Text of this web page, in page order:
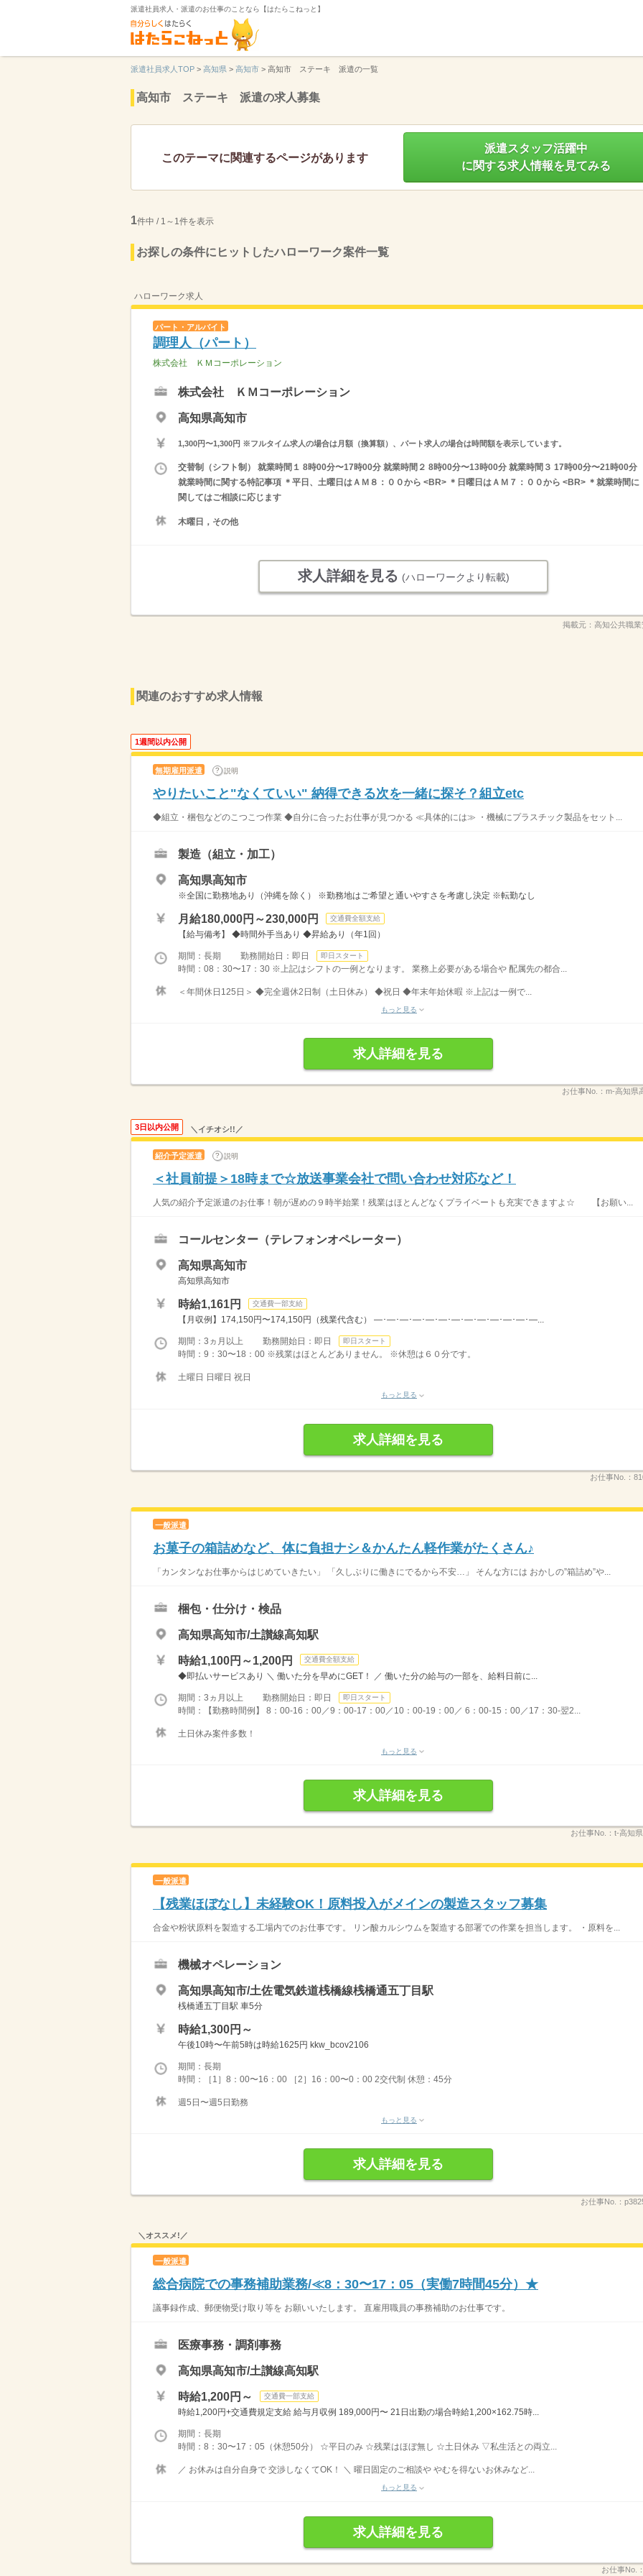
派遣社員求人・派遣のお仕事のことなら【はたらこねっと】
派遣社員求人TOP > 高知県 > 高知市 > 高知市 ステーキ 派遣の一覧
高知市 ステーキ 派遣の求人募集
このテーマに関連するページがあります
派遣スタッフ活躍中
に関する求人情報を見てみる
1件中 / 1～1件を表示
お探しの条件にヒットしたハローワーク案件一覧
ハローワーク求人
パート・アルバイト
調理人（パート）
株式会社 ＫＭコーポレーション
株式会社 ＫＭコーポレーション
高知県高知市
1,300円〜1,300円 ※フルタイム求人の場合は月額（換算額）、パート求人の場合は時間額を表示しています。
交替制（シフト制） 就業時間１ 8時00分〜17時00分 就業時間２ 8時00分〜13時00分 就業時間３ 17時00分〜21時00分
就業時間に関する特記事項 ＊平日、土曜日はＡＭ８：００から <BR> ＊日曜日はＡＭ７：００から <BR> ＊就業時間に
関してはご相談に応じます
木曜日，その他
求人詳細を見る (ハローワークより転載)
掲載元： 高知公共職
関連のおすすめ求人情報
1週間以内公開
無期雇用派遣 説明
やりたいこと"なくていい" 納得できる次を一緒に探そ？組立etc
◆組立・梱包などのこつこつ作業 ◆自分に合ったお仕事が見つかる ≪具体的には≫ ・機械にプラスチック製品をセット...
製造（組立・加工）
高知県高知市
※全国に勤務地あり（沖縄を除く） ※勤務地はご希望と通いやすさを考慮し決定 ※転勤なし
月給180,000円～230,000円 交通費全額支給
【給与備考】 ◆時間外手当あり ◆昇給あり（年1回）
期間：長期 勤務開始日：即日 即日スタート
時間：08：30〜17：30 ※上記はシフトの一例となります。 業務上必要がある場合や 配属先の都合...
＜年間休日125日＞ ◆完全週休2日制（土日休み） ◆祝日 ◆年末年始休暇 ※上記は一例で...
もっと見る
求人詳細を見る
お仕事No.： m-高知県
3日以内公開 ＼イチオシ!!／
紹介予定派遣 説明
＜社員前提＞18時まで☆放送事業会社で問い合わせ対応など！
人気の紹介予定派遣のお仕事！朝が遅めの９時半始業！残業はほとんどなくプライベートも充実できますよ☆ 【お願い...
コールセンター（テレフォンオペレーター）
高知県高知市
高知県高知市
時給1,161円 交通費一部支給
【月収例】174,150円〜174,150円（残業代含む） ―･―･―･―･―･―･―･―･―･―･―･―･―...
期間：3ヵ月以上 勤務開始日：即日 即日スタート
時間：9：30〜18：00 ※残業はほとんどありません。 ※休憩は６０分です。
土曜日 日曜日 祝日
もっと見る
求人詳細を見る
お仕事No.：
一般派遣
お菓子の箱詰めなど、体に負担ナシ＆かんたん軽作業がたくさん♪
「カンタンなお仕事からはじめていきたい」 「久しぶりに働きにでるから不安…」 そんな方には おかしの”箱詰め”や...
梱包・仕分け・検品
高知県高知市/土讃線高知駅
時給1,100円～1,200円 交通費全額支給
◆即払いサービスあり ＼ 働いた分を早めにGET！ ／ 働いた分の給与の一部を、給料日前に...
期間：3ヵ月以上 勤務開始日：即日 即日スタート
時間：【勤務時間例】 8：00-16：00／9：00-17：00／10：00-19：00／ 6：00-15：00／17：30-翌2...
土日休み案件多数！
もっと見る
求人詳細を見る
お仕事No.： t-高知
一般派遣
【残業ほぼなし】未経験OK！原料投入がメインの製造スタッフ募集
合金や粉状原料を製造する工場内でのお仕事です。 リン酸カルシウムを製造する部署での作業を担当します。 ・原料を...
機械オペレーション
高知県高知市/土佐電気鉄道桟橋線桟橋通五丁目駅
桟橋通五丁目駅 車5分
時給1,300円～
午後10時〜午前5時は時給1625円 kkw_bcov2106
期間：長期
時間：［1］8：00〜16：00 ［2］16：00〜0：00 2交代制 休憩：45分
週5日〜週5日勤務
もっと見る
求人詳細を見る
お仕事No.：
＼オススメ!／
一般派遣
総合病院での事務補助業務/≪8：30〜17：05（実働7時間45分）★
議事録作成、郵便物受け取り等を お願いいたします。 直雇用職員の事務補助のお仕事です。
医療事務・調剤事務
高知県高知市/土讃線高知駅
時給1,200円～ 交通費一部支給
時給1,200円+交通費規定支給 給与月収例 189,000円〜 21日出勤の場合時給1,200×162.75時...
期間：長期
時間：8：30〜17：05（休憩50分） ☆平日のみ ☆残業はほぼ無し ☆土日休み ▽私生活との両立...
／ お休みは自分自身で 交渉しなくてOK！ ＼ 曜日固定のご相談や やむを得ないお休みなど...
もっと見る
求人詳細を見る
お仕事No.：